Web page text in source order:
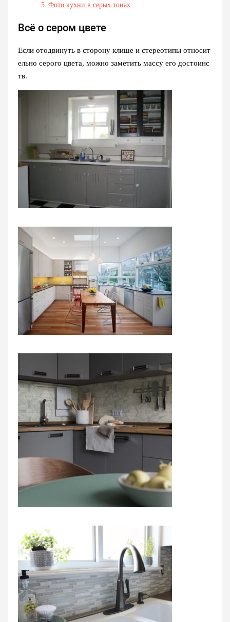
Фото кухни в серых тонах
Всё о сером цвете
Если отодвинуть в сторону клише и стереотипы относит
ельно серого цвета, можно заметить массу его достоинс
тв.